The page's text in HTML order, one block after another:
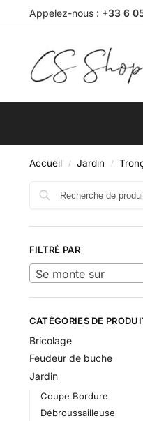
Appelez-nous : +33 6
Accueil / Jardin /
FILTRÉ PAR
Se monte sur
CATÉGORIES DE
Bricolage
Feudeur de buche
Jardin
Coupe Bordure
Débroussailleuse